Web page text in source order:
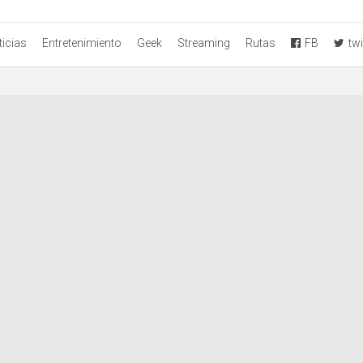
Entretenimiento Geek Streaming Rutas FB